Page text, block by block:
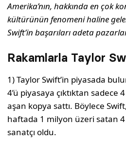
Amerika’nın, hakkında en çok
kültürünün fenomeni haline
Swift’in başarıları adeta
Rakamlarla Taylor
1) Taylor Swift’in piyasada
4’ü piyasaya çıktıktan
aşan kopya sattı. Böylece
haftada 1 milyon üzeri satan
sanatçı oldu.